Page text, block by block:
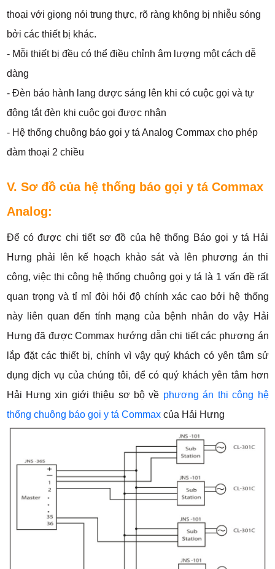
thoại với giọng nói trung thực, rõ ràng không bị nhiễu sóng
bởi các thiết bị khác.
- Mỗi thiết bị đều có thể điều chỉnh âm lượng một cách dễ
dàng
- Đèn báo hành lang được sáng lên khi có cuộc gọi và tự
động tắt đèn khi cuộc gọi được nhận
- Hệ thống chuông báo gọi y tá Analog Commax cho phép
đàm thoại 2 chiều
V. Sơ đồ của hệ thống báo gọi y tá Commax
Analog:
Để có được chi tiết sơ đồ của hệ thống Báo gọi y tá Hải
Hưng phải lên kế hoạch khảo sát và lên phương án thi
công, việc thi công hệ thống chuông gọi y tá là 1 vấn đề rất
quan trọng và tỉ mỉ đòi hỏi độ chính xác cao bởi hệ thống
này liên quan đến tính mạng của bệnh nhân do vậy Hải
Hưng đã được Commax hướng dẫn chi tiết các phương án
lắp đặt các thiết bị, chính vì vậy quý khách có yên tâm sử
dụng dịch vụ của chúng tôi, để có quý khách yên tâm hơn
Hải Hưng xin giới thiệu sơ bộ về phương án thi công hệ
thống chuông báo gọi y tá Commaxcủa Hải Hưng